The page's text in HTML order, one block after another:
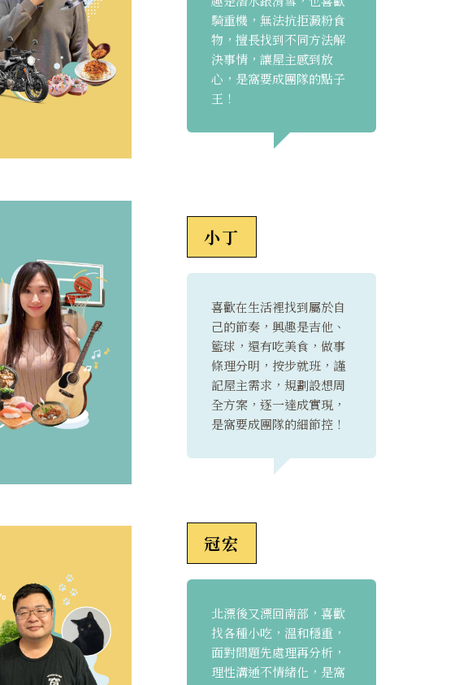
騎重機，無法抗拒澱粉食
物，擅長找到不同方法解
決事情，讓屋主感到放
心，是窩要成團隊的點子
王！
小丁
喜歡在生活裡找到屬於自
己的節奏，興趣是吉他、
籃球，還有吃美食，做事
條理分明，按步就班，謹
記屋主需求，規劃設想周
全方案，逐一達成實現，
是窩要成團隊的細節控！
冠宏
北漂後又漂回南部，喜歡
找各種小吃，溫和穩重，
面對問題先處理再分析，
理性溝通不情緒化，是窩